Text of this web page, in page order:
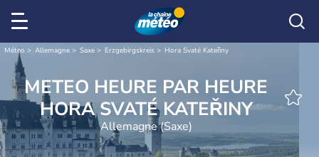
Météo Allemagne Saxe Erzgebirgskreis Hora Svaté Kateřiny
METEO HEURE PAR HEURE
HORA SVATÉ KATEŘINY
Allemagne (Saxe)